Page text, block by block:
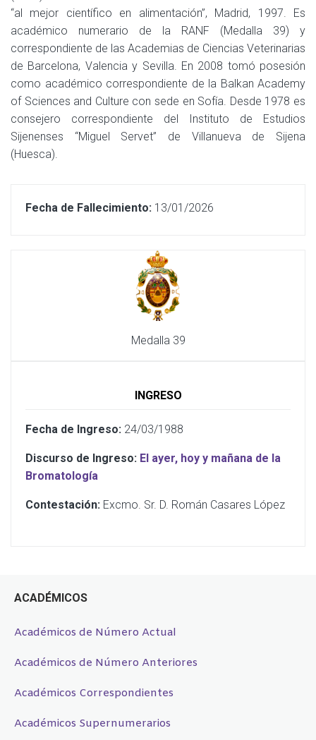
“al mejor científico en alimentación”, Madrid, 1997. Es
académico numerario de la RANF (Medalla 39) y
correspondiente de las Academias de Ciencias Veterinarias
de Barcelona, Valencia y Sevilla. En 2008 tomó posesión
como académico correspondiente de la Balkan Academy
of Sciences and Culture con sede en Sofía. Desde 1978 es
consejero correspondiente del Instituto de Estudios
Sijenenses “Miguel Servet” de Villanueva de Sijena
(Huesca).
Fecha de Fallecimiento: 13/01/2026
Medalla 39
INGRESO
Fecha de Ingreso: 24/03/1988
Discurso de Ingreso: El ayer, hoy y mañana de la
Bromatología
Contestación: Excmo. Sr. D. Román Casares López
ACADÉMICOS
Académicos de Número Actual
Académicos de Número Anteriores
Académicos Correspondientes
Académicos Supernumerarios